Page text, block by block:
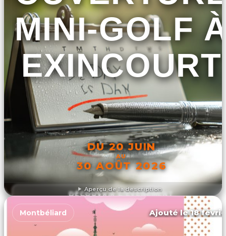
Aperçu de la description
MINI-GOLF
EXINCOURT
DU 20 JUIN
AU
30 AOÛT 2026
DÉCOUVRIR L'ÉVÉNEMENT
Montbéliard Ajouté le 18